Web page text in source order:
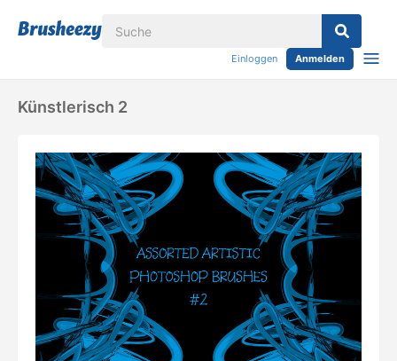
Einloggen Anmelden
Künstlerisch 2